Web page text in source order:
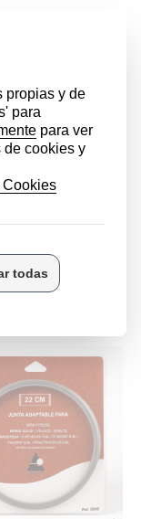
de tu
por una nueva
de presión
ya que si no
que la olla a
ESTE